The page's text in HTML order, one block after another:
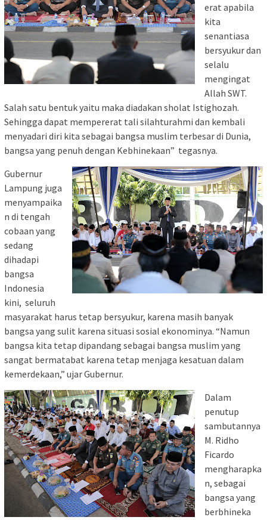
erat apabila
kita
senantiasa
bersyukur dan
selalu
mengingat
Allah SWT.
Salah satu bentuk yaitu maka diadakan sholat Istighozah.
Sehingga dapat mempererat tali silahturahmi dan kembali
menyadari diri kita sebagai bangsa muslim terbesar di Dunia,
bangsa yang penuh dengan Kebhinekaan” tegasnya.
Gubernur
Lampung juga
menyampaika
n di tengah
cobaan yang
sedang
dihadapi
bangsa
Indonesia
kini, seluruh
masyarakat harus tetap bersyukur, karena masih banyak
bangsa yang sulit karena situasi sosial ekonominya. “Namun
bangsa kita tetap dipandang sebagai bangsa muslim yang
sangat bermatabat karena tetap menjaga kesatuan dalam
kemerdekaan,” ujar Gubernur.
Dalam
penutup
sambutannya
M. Ridho
Ficardo
mengharapka
n, sebagai
bangsa yang
berbhineka